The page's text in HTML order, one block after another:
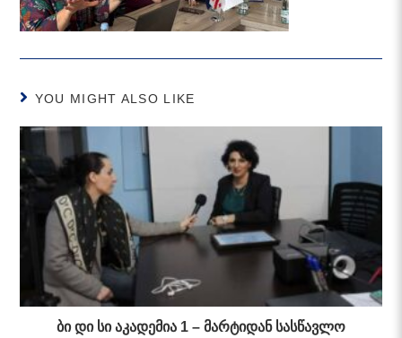
YOU MIGHT ALSO LIKE
ბი დი სი აკადემია 1 – მარტიდან სასწავლო